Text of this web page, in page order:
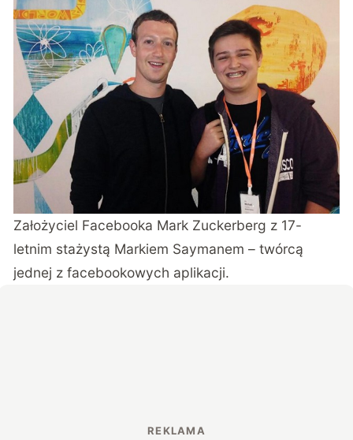
Założyciel Facebooka Mark Zuckerberg z 17-
letnim stażystą Markiem Saymanem – twórcą
jednej z facebookowych aplikacji.